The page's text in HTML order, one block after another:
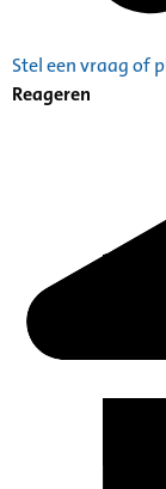
Stel een vraag of
Reageren